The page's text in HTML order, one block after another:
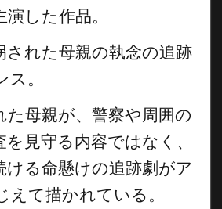
した作品。
された母親の執念の追跡
。
た母親が、警察や周囲の
見守る内容ではなく、
ける命懸けの追跡劇がア
えて描かれている。